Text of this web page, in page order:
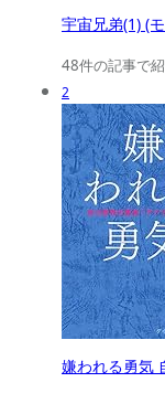
宇宙兄弟(1) (
48件の記事で
2
嫌われる勇気